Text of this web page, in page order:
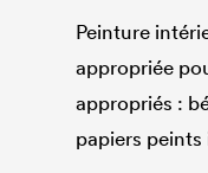
Peinture
appropriée
appropriés :
papiers